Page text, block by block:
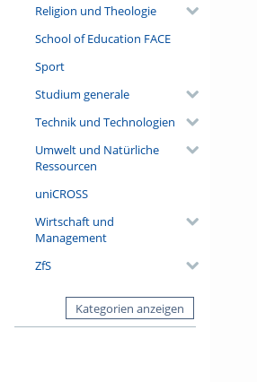
Religion und Theologie
School of Education FACE
Sport
Studium generale
Technik und Technologien
Umwelt und Natürliche
Ressourcen
uniCROSS
Wirtschaft und
Management
ZfS
Kategorien anzeigen